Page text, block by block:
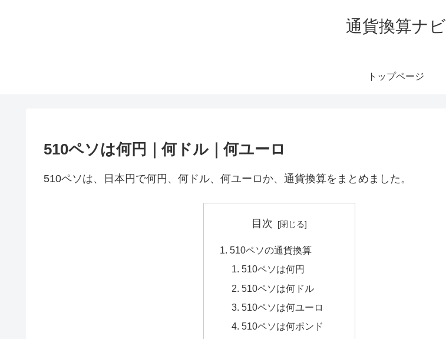
通貨換算ナビ
トップページ
510ペソは何円｜何ドル｜何ユーロ
510ペソは、日本円で何円、何ドル、何ユーロか、通貨換算をまとめました。
目次
510ペソの通貨換算
510ペソは何円
510ペソは何ドル
510ペソは何ユーロ
510ペソは何ポンド